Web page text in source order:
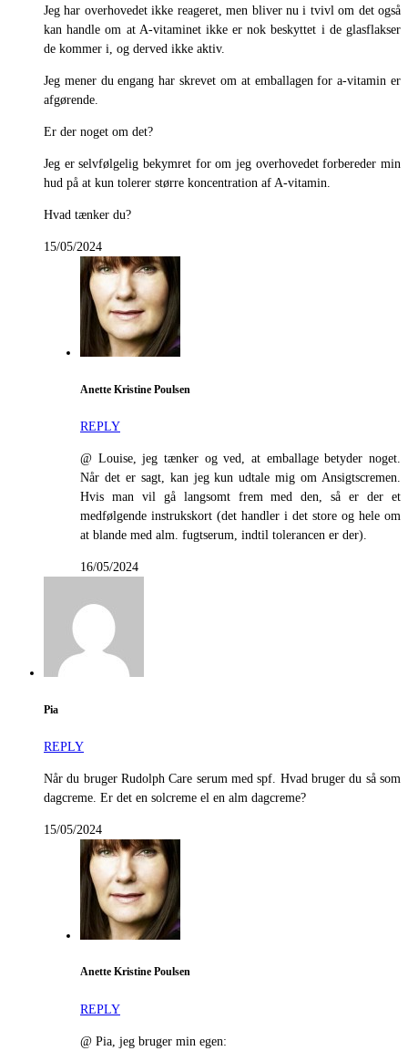
Jeg har overhovedet ikke reageret, men bliver nu i tvivl om det også
kan handle om at A-vitaminet ikke er nok beskyttet i de glasflakser
de kommer i, og derved ikke aktiv.
Jeg mener du engang har skrevet om at emballagen for a-vitamin er
afgørende.
Er der noget om det?
Jeg er selvfølgelig bekymret for om jeg overhovedet forbereder min
hud på at kun tolerer større koncentration af A-vitamin.
Hvad tænker du?
15/05/2024
Anette Kristine Poulsen
REPLY
@ Louise, jeg tænker og ved, at emballage betyder noget.
Når det er sagt, kan jeg kun udtale mig om Ansigtscremen.
Hvis man vil gå langsomt frem med den, så er der et
medfølgende instrukskort (det handler i det store og hele om
at blande med alm. fugtserum, indtil tolerancen er der).
16/05/2024
Pia
REPLY
Når du bruger Rudolph Care serum med spf. Hvad bruger du så som
dagcreme. Er det en solcreme el en alm dagcreme?
15/05/2024
Anette Kristine Poulsen
REPLY
@ Pia, jeg bruger min egen: